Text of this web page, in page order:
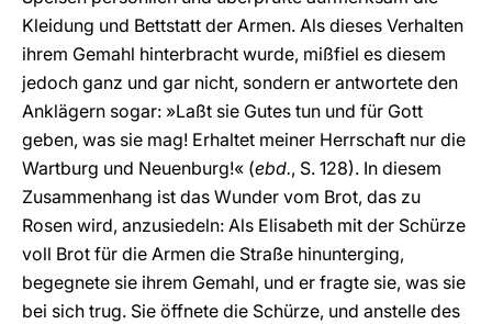
Kleidung und Bettstatt der Armen. Als dieses Verhalten
ihrem Gemahl hinterbracht wurde, mißfiel es diesem
jedoch ganz und gar nicht, sondern er antwortete den
Anklägern sogar: »Laßt sie Gutes tun und für Gott
geben, was sie mag! Erhaltet meiner Herrschaft nur die
Wartburg und Neuenburg!« (ebd., S. 128). In diesem
Zusammenhang ist das Wunder vom Brot, das zu
Rosen wird, anzusiedeln: Als Elisabeth mit der Schürze
voll Brot für die Armen die Straße hinunterging,
begegnete sie ihrem Gemahl, und er fragte sie, was sie
bei sich trug. Sie öffnete die Schürze, und anstelle des